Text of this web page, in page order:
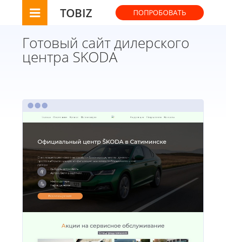
TOBIZ ПОПРОБОВАТЬ
Готовый сайт дилерского
центра SKODA